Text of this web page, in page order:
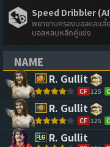
Speed Dribbler
พยายามครองบอลและเลี้
บอลหลบหลีกคู่แข่ง
NAME
(CLICK TO SORT
R. Gullit
CF 125
R. Gullit
CF 125
R. Gullit